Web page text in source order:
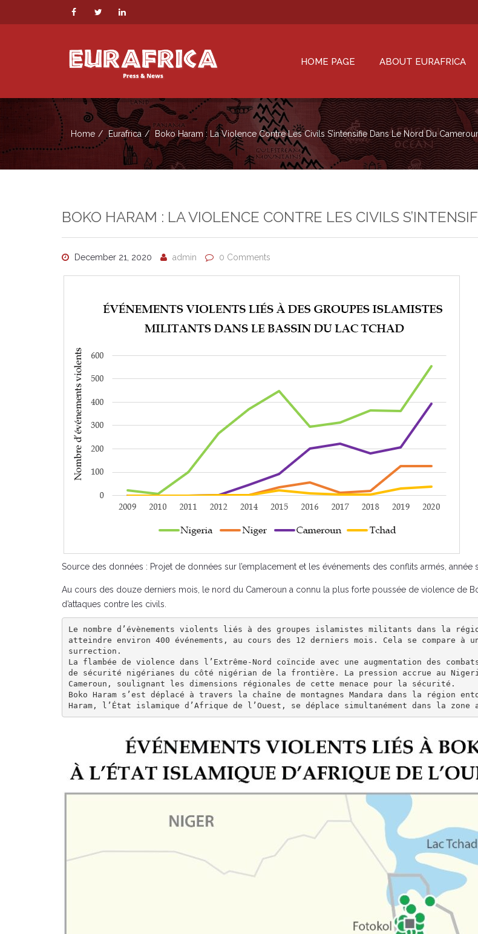
HOME PAGE ABOUT EURAFRICA
Home Eurafrica Boko Haram : La Violence Contre Les Civils S’intensifie Dans Le Nord Du
BOKO HARAM : LA VIOLENCE CONTRE LES CIVILS
December 21, 2020 admin 0 Comments
Source des données : Projet de données sur l’emplacement et les événements des conflits armés, année
Au cours des douze derniers mois, le nord du Cameroun a connu la plus forte poussée de violence de
d’attaques contre les civils.
Le nombre d’évènements violents liés à des groupes islamistes militants dans la
atteindre environ 400 événements, au cours des 12 derniers mois. Cela se compare à
surrection.
La flambée de violence dans l’Extrême-Nord coïncide avec une augmentation des
de sécurité nigérianes du côté nigérian de la frontière. La pression accrue au
Cameroun, soulignant les dimensions régionales de cette menace pour la sécurité.
Boko Haram s’est déplacé à travers la chaîne de montagnes Mandara dans la région
Haram, l’État islamique d’Afrique de l’Ouest, se déplace simultanément dans la